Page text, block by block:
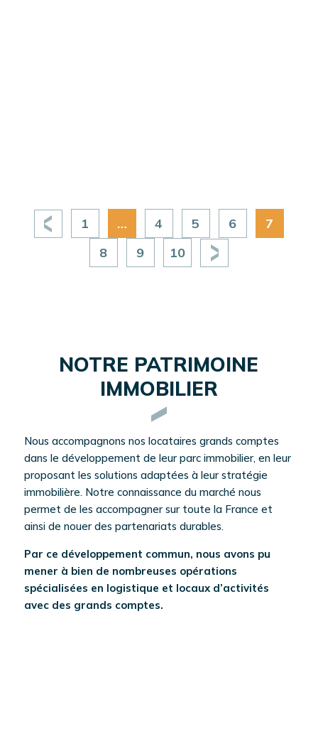
1 … 4 5 6
7
8
9 10
NOTRE PATRIMOINE
IMMOBILIER
Nous accompagnons nos locataires grands comptes
dans le développement de leur parc immobilier, en leur
proposant les solutions adaptées à leur stratégie
immobilière. Notre connaissance du marché nous
permet de les accompagner sur toute la France et
ainsi de nouer des partenariats durables.
Par ce développement commun, nous avons pu
mener à bien de nombreuses opérations
spécialisées en logistique et locaux d’activités
avec des grands comptes.